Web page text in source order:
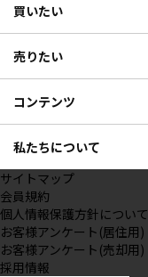
買いたい
売りたい
コンテンツ
私たちについて
サイトマップ
会員規約
個人情報保護方針について
お客様アンケート(居住用)
お客様アンケート(売却用)
採用情報